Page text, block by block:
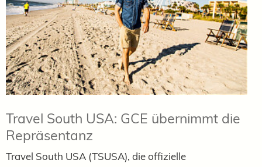
Travel South USA: GCE übernimmt die
Repräsentanz
Travel South USA (TSUSA), die offizielle